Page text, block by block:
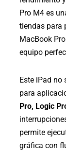
Pro M4 es
tiendas para
MacBook
equipo
Este iPad no
para
Pro, Logic
permite
gráfica con